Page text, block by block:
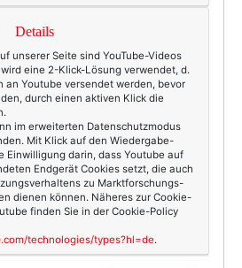
einfach in keine Großstadt!
an der Münchner
vor, wie es von
wird. Schrecklich. Nein,
schönes Leben verdient. Und
mehr! Und so habe ich sie
mehr
Details
unserer Seite sind YouTube-Videos
eine 2-Klick-Lösung verwendet, d.
an Youtube versendet werden, bevor
durch einen aktiven Klick die
im erweiterten Datenschutzmodus
Mit Klick auf den Wiedergabe-
Einwilligung darin, dass Youtube auf
Endgerät Cookies setzt, die auch
zu Marktforschungs-
dienen können. Näheres zur Cookie-
finden Sie in der Cookie-Policy
technologies/types?hl=de.